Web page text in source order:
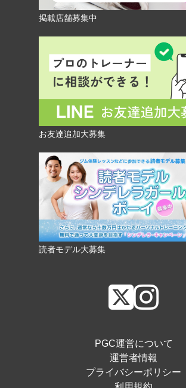
掲載店舗募集中
お友達追加大募集
読者モデル大募集
PGC運営について
運営者情報
プライバシーポリシー